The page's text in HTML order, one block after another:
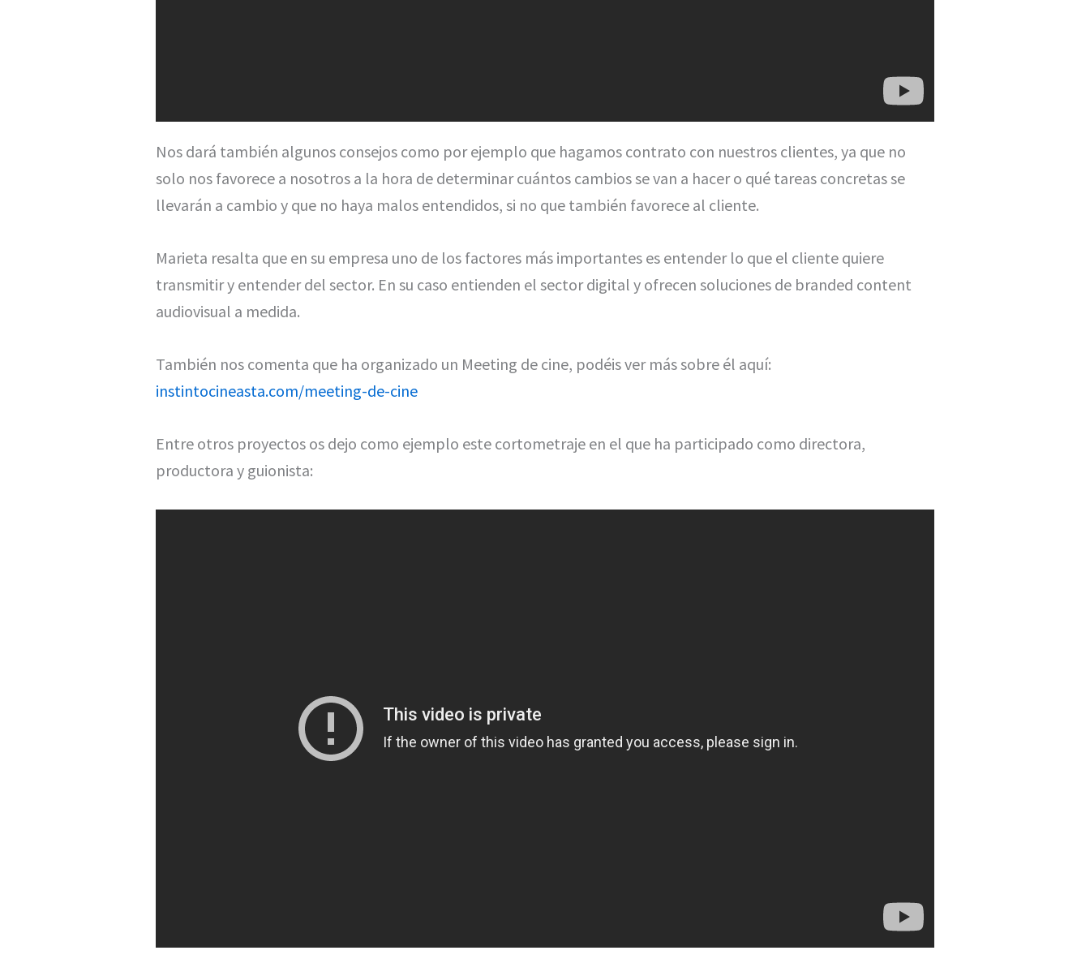
Nos dará también algunos consejos como por ejemplo que hagamos contrato con nuestros clientes, ya que no
solo nos favorece a nosotros a la hora de determinar cuántos cambios se van a hacer o qué tareas concretas se
llevarán a cambio y que no haya malos entendidos, si no que también favorece al cliente.
Marieta resalta que en su empresa uno de los factores más importantes es entender lo que el cliente quiere
transmitir y entender del sector. En su caso entienden el sector digital y ofrecen soluciones de branded content
audiovisual a medida.
También nos comenta que ha organizado un Meeting de cine, podéis ver más sobre él aquí:
instintocineasta.com/meeting-de-cine
Entre otros proyectos os dejo como ejemplo este cortometraje en el que ha participado como directora,
productora y guionista: